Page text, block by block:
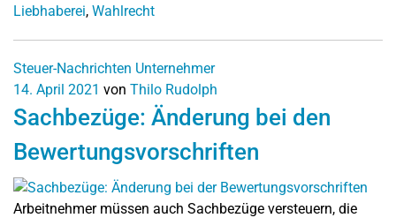
Liebhaberei, Wahlrecht
Steuer-Nachrichten Unternehmer
14. April 2021 von Thilo Rudolph
Sachbezüge: Änderung bei den
Bewertungsvorschriften
Arbeitnehmer müssen auch Sachbezüge versteuern, die